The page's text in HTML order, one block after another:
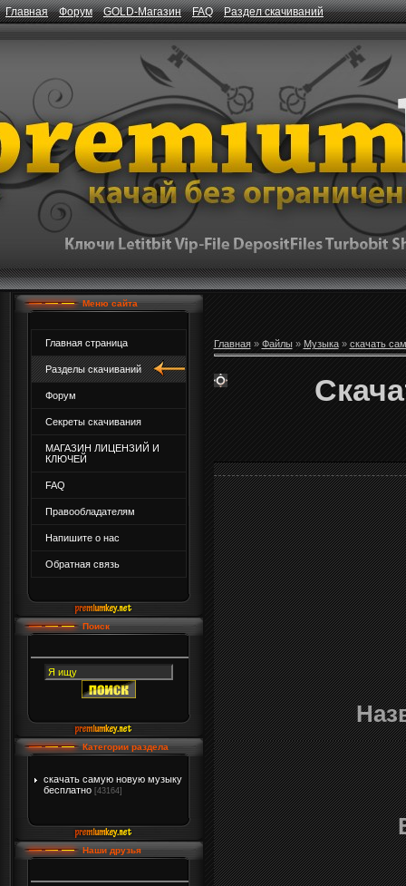
Главная Форум GOLD-Магазин FAQ Раздел скачиваний
Меню сайта
Главная страница
Разделы скачиваний
Форум
Секреты скачивания
МАГАЗИН ЛИЦЕНЗИЙ И
КЛЮЧЕЙ
FAQ
Правообладателям
Напишите о нас
Обратная связь
Поиск
Категории раздела
скачать самую новую музыку
бесплатно [43164]
Наши друзья
Главная» Файлы» Музыка» скачать